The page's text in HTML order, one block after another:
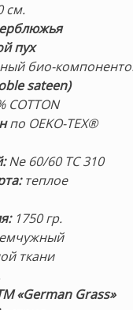
см.
пух
био-
sateen)
COTTON
по OEKO-TEX®
Ne 60/60 TC 310
теплое
1750 гр.
ткани
«German Grass»